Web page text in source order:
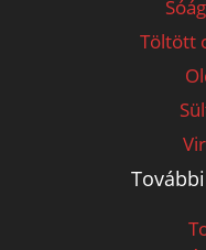
Töltött